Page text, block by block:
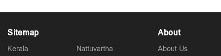
Sitemap
Kerala
Nattuvartha
About
About Us